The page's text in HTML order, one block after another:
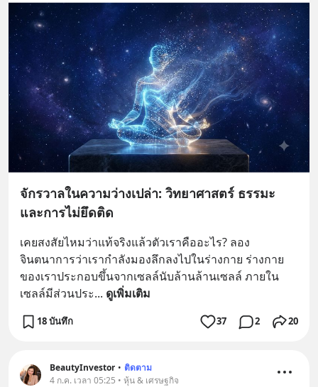
จักรวาลในความว่างเปล่า: วิทยาศาสตร์ ธรรมะ
และการไม่ยึดติด
เคยสงสัยไหมว่าแท้จริงแล้วตัวเราคืออะไร? ลอง
จินตนาการว่าเรากำลังมองลึกลงไปในร่างกาย ร่างกาย
ของเราประกอบขึ้นจากเซลล์นับล้านล้านเซลล์ ภายใน
เซลล์มีส่วนประ... ดูเพิ่มเติม
18 บันทึก 37 2 20
BeautyInvestor • ติดตาม
4 ก.ค. เวลา 05:25 • หุ้น & เศรษฐกิจ